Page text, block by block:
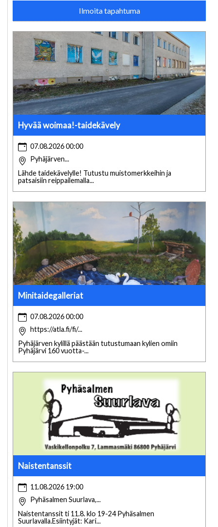
Ilmoita tapahtuma
Hyvää woimaa!-taidekävely
07.08.2026 00:00
Pyhäjärven...
Lähde taidekävelylle! Tutustu muistomerkkeihin ja
patsaisiin reippailemalla...
Minitaidegalleriat
07.08.2026 00:00
https://atla.fi/fi/...
Pyhäjärven kylillä päästään tutustumaan kylien omiin
Pyhäjärvi 160 vuotta-...
Naistentanssit
11.08.2026 19:00
Pyhäsalmen Suurlava,...
Naistentanssit ti 11.8. klo 19-24 Pyhäsalmen
Suurlavalla.Esiintyjät: Kari...